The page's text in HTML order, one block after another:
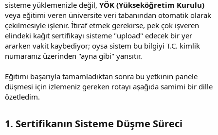
sisteme yüklemenizle değil, YÖK (Yükseköğretim Kurulu)
veya eğitimi veren üniversite veri tabanından otomatik olarak
çekilmesiyle işlenir. İtiraf etmek gerekirse, pek çok işveren
elindeki kağıt sertifikayı sisteme "upload" edecek bir yer
ararken vakit kaybediyor; oysa sistem bu bilgiyi T.C. kimlik
numaranız üzerinden "ayna gibi" yansıtır.
Eğitimi başarıyla tamamladıktan sonra bu yetkinin panele
düşmesi için izlemeniz gereken rotayı aşağıda samimi bir dille
özetledim.
1. Sertifikanın Sisteme Düşme Süreci​